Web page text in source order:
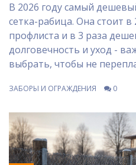
В 2026 году самый
сетка-рабица. Она стоит
профлиста и в 3 раза
долговечность и уход -
выбрать, чтобы не
ЗАБОРЫ И ОГРАЖДЕНИЯ 0